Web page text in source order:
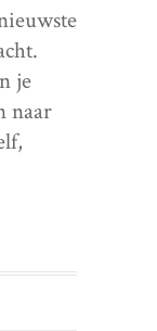
je
naar